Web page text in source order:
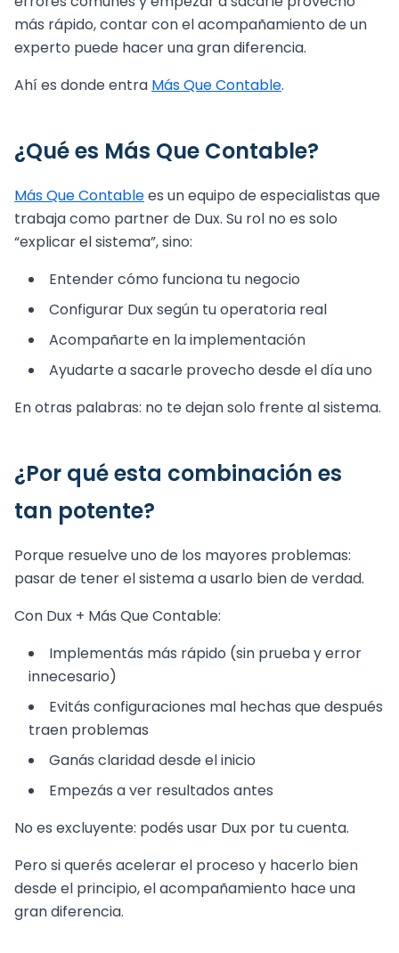
más rápido, contar con el acompañamiento de un
experto puede hacer una gran diferencia.
Ahí es donde entra Más Que Contable.
¿Qué es Más Que Contable?
Más Que Contablees un equipo de especialistas que
trabaja como partner de Dux. Su rol no es solo
“explicar el sistema”, sino:
Entender cómo funciona tu negocio
Configurar Dux según tu operatoria real
Acompañarte en la implementación
Ayudarte a sacarle provecho desde el día uno
En otras palabras: no te dejan solo frente al sistema.
¿Por qué esta combinación es
tan potente?
Porque resuelve uno de los mayores problemas:
pasar de tener el sistema a usarlo bien de verdad.
Con Dux + Más Que Contable:
Implementás más rápido (sin prueba y error
innecesario)
Evitás configuraciones mal hechas que después
traen problemas
Ganás claridad desde el inicio
Empezás a ver resultados antes
No es excluyente: podés usar Dux por tu cuenta.
Pero si querés acelerar el proceso y hacerlo bien
desde el principio, el acompañamiento hace una
gran diferencia.